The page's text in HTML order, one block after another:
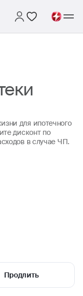
для ипотечного
дисконт по
в случае ЧП.
Продлить